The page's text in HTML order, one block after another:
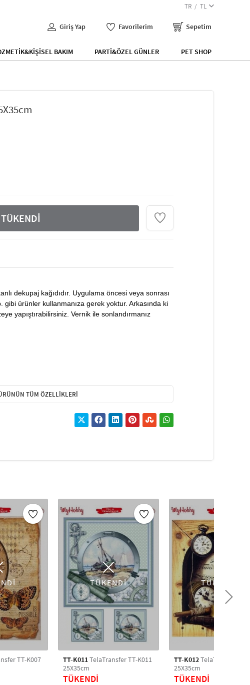
TR TL
Giriş Yap Favorilerim Sepetim
BAKIM PARTİ&ÖZEL GÜNLER PET SHOP
TÜKENDİ
dekupaj kağıdıdır. Uygulama öncesi veya sonrası
gibi ürünler kullanmanıza gerek yoktur. Arkasında ki
yapıştırabilirsiniz. Vernik ile sonlandırmanız
veya uygulama yapılacak objeye göre kesilerek
sonra koruma altına almak için üzerine pirinç
önerilir,vernik isteğe bağlı olarak kullanılabilir.
malzemesi transfer dekupaj kağıdıyla eskiyi yenileyin.
ve sulu transfer kağıdıyla, birbirinden güzel modelleri seçin
tekniği ile uygulama yapabilirsiniz. Mobilya
dekupaj transfer,duvara dekupaj transfer,seramiğe
uygulayarak farklı dekoratif modellerle, transfer kağıdı
kendi tarzınızı yansıtabilirsiniz.
ve el işi malzemeleri geniş ürün yelpazesiyle uygun
TÜM ÖZELLIKLERI
TT-K007
TÜKENDİ
TT-K011TelaTransfer TT-K011
25X35cm
TÜKENDİ
TÜKENDİ
TT-K012TelaTransfer TT-
25X35cm
TÜKENDİ